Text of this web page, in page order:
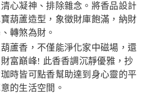
心凝神、排除雜念。將香品設計
葫蘆造型，象徵財庫飽滿，納財
轉煞為財。
蘆香，不僅能淨化家中磁場，還
富巔峰! 此香香調沉靜優雅，抄
時皆可點香幫助達到身心靈的平
的生活空間。